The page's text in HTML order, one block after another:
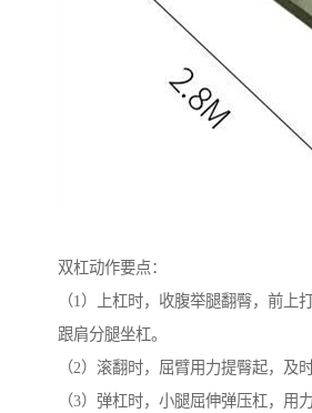
双杠动作要点：
（1）上杠时，收腹举腿翻臀，前上
跟肩分腿坐杠。
（2）滚翻时，屈臂用力提臀起，及
（3）弹杠时，小腿屈伸弹压杠，用